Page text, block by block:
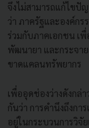
จึงไม่สามารถแก้ไขปั
ว่า ภาครัฐและองค์ก
ร่วมกับภาคเอกชน เ
พัฒนายา และกระจา
ขาดแคลนทรัพยากร
เพื่ออุดช่องว่างดังกล่
กันว่า การคำนึงถึงกา
อยู่ในกระบวนการวิ